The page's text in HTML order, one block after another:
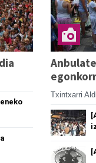
Txintxarri